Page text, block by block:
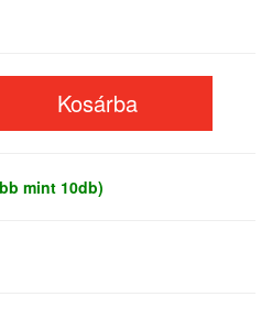
mint 10db)